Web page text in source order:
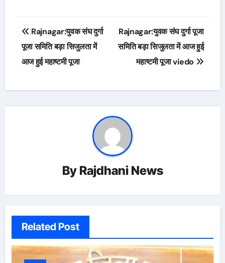
Post
navigation
Rajnagar:युवक संघ दुर्गा
पूजा समिति बड़ा सिजुलता में
आज हुई महाष्टमी पूजा
Rajnagar:युवक संघ दुर्गा पूजा
समिति बड़ा सिजुलता में आज हुई
महाष्टमी पूजा viedo
By Rajdhani News
Related Post